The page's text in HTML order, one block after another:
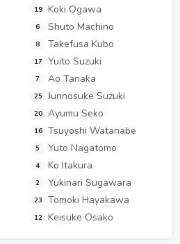
19 Koki Ogawa
6 Shuto Machino
8 Takefusa Kubo
17 Yuito Suzuki
7 Ao Tanaka
25 Junnosuke Suzuki
20 Ayumu Seko
16 Tsuyoshi Watanabe
5 Yuto Nagatomo
4 Ko Itakura
2 Yukinari Sugawara
23 Tomoki Hayakawa
12 Keisuke Osako